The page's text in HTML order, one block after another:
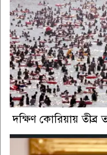
দক্ষিণ কোরিয়ায় তীব্র